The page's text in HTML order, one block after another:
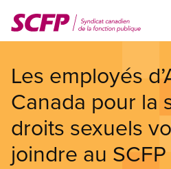
au
contenu
Les employés
Canada pour la
droits sexuels
joindre au SCFP